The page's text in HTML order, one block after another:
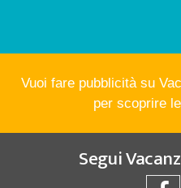
Vuoi fare pubblicità su
per scoprire
Segui